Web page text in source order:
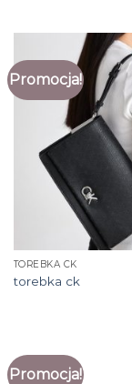
Promocja!
TOREBKA CK
torebka ck
Promocja!